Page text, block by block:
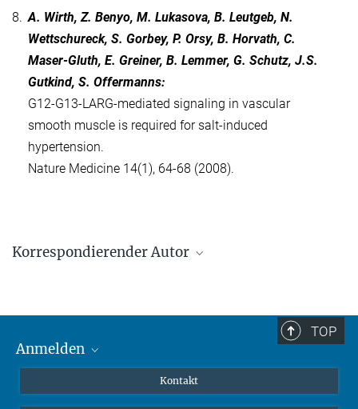
8. A. Wirth, Z. Benyo, M. Lukasova, B. Leutgeb, N.
Wettschureck, S. Gorbey, P. Orsy, B. Horvath, C.
Maser-Gluth, E. Greiner, B. Lemmer, G. Schutz, J.S.
Gutkind, S. Offermanns:
G12-G13-LARG-mediated signaling in vascular
smooth muscle is required for salt-induced
hypertension.
Nature Medicine 14(1), 64-68 (2008).
Korrespondierender Autor
TOP
Anmelden
Kontakt